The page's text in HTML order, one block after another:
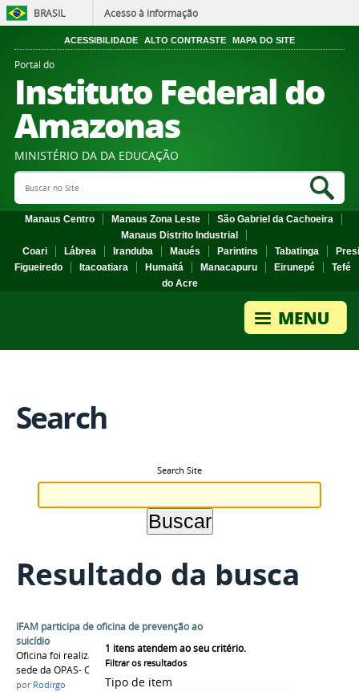
BRASIL Acesso à informação
ACESSIBILIDADE ALTO CONTRASTE MAPA DO SITE
Portal do
Instituto Federal do
Amazonas
MINISTÉRIO DA DA EDUCAÇÃO
Search Site
Manaus Centro Manaus Zona Leste
São Gabriel da Cachoeira
Manaus Distrito Industrial
Coari
Lábrea Iranduba Maués Parintins Tabatinga
Figueiredo
Itacoatiara Humaitá Manacapuru Eirunepé
Tefé
do Acre
Search
Search Site
Resultado da busca
1 itens atendem ao seu critério.
Filtrar os resultados
Tipo de item
IFAM participa de oficina de prevenção ao
suicídio
Oficina foi realizada pelo Ministério da Saúde na
sede da OPAS- OMS
por Rodirgo